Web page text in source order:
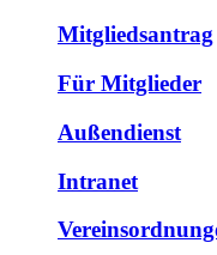
Mitgliedsantrag
Für Mitglieder
Außendienst
Intranet